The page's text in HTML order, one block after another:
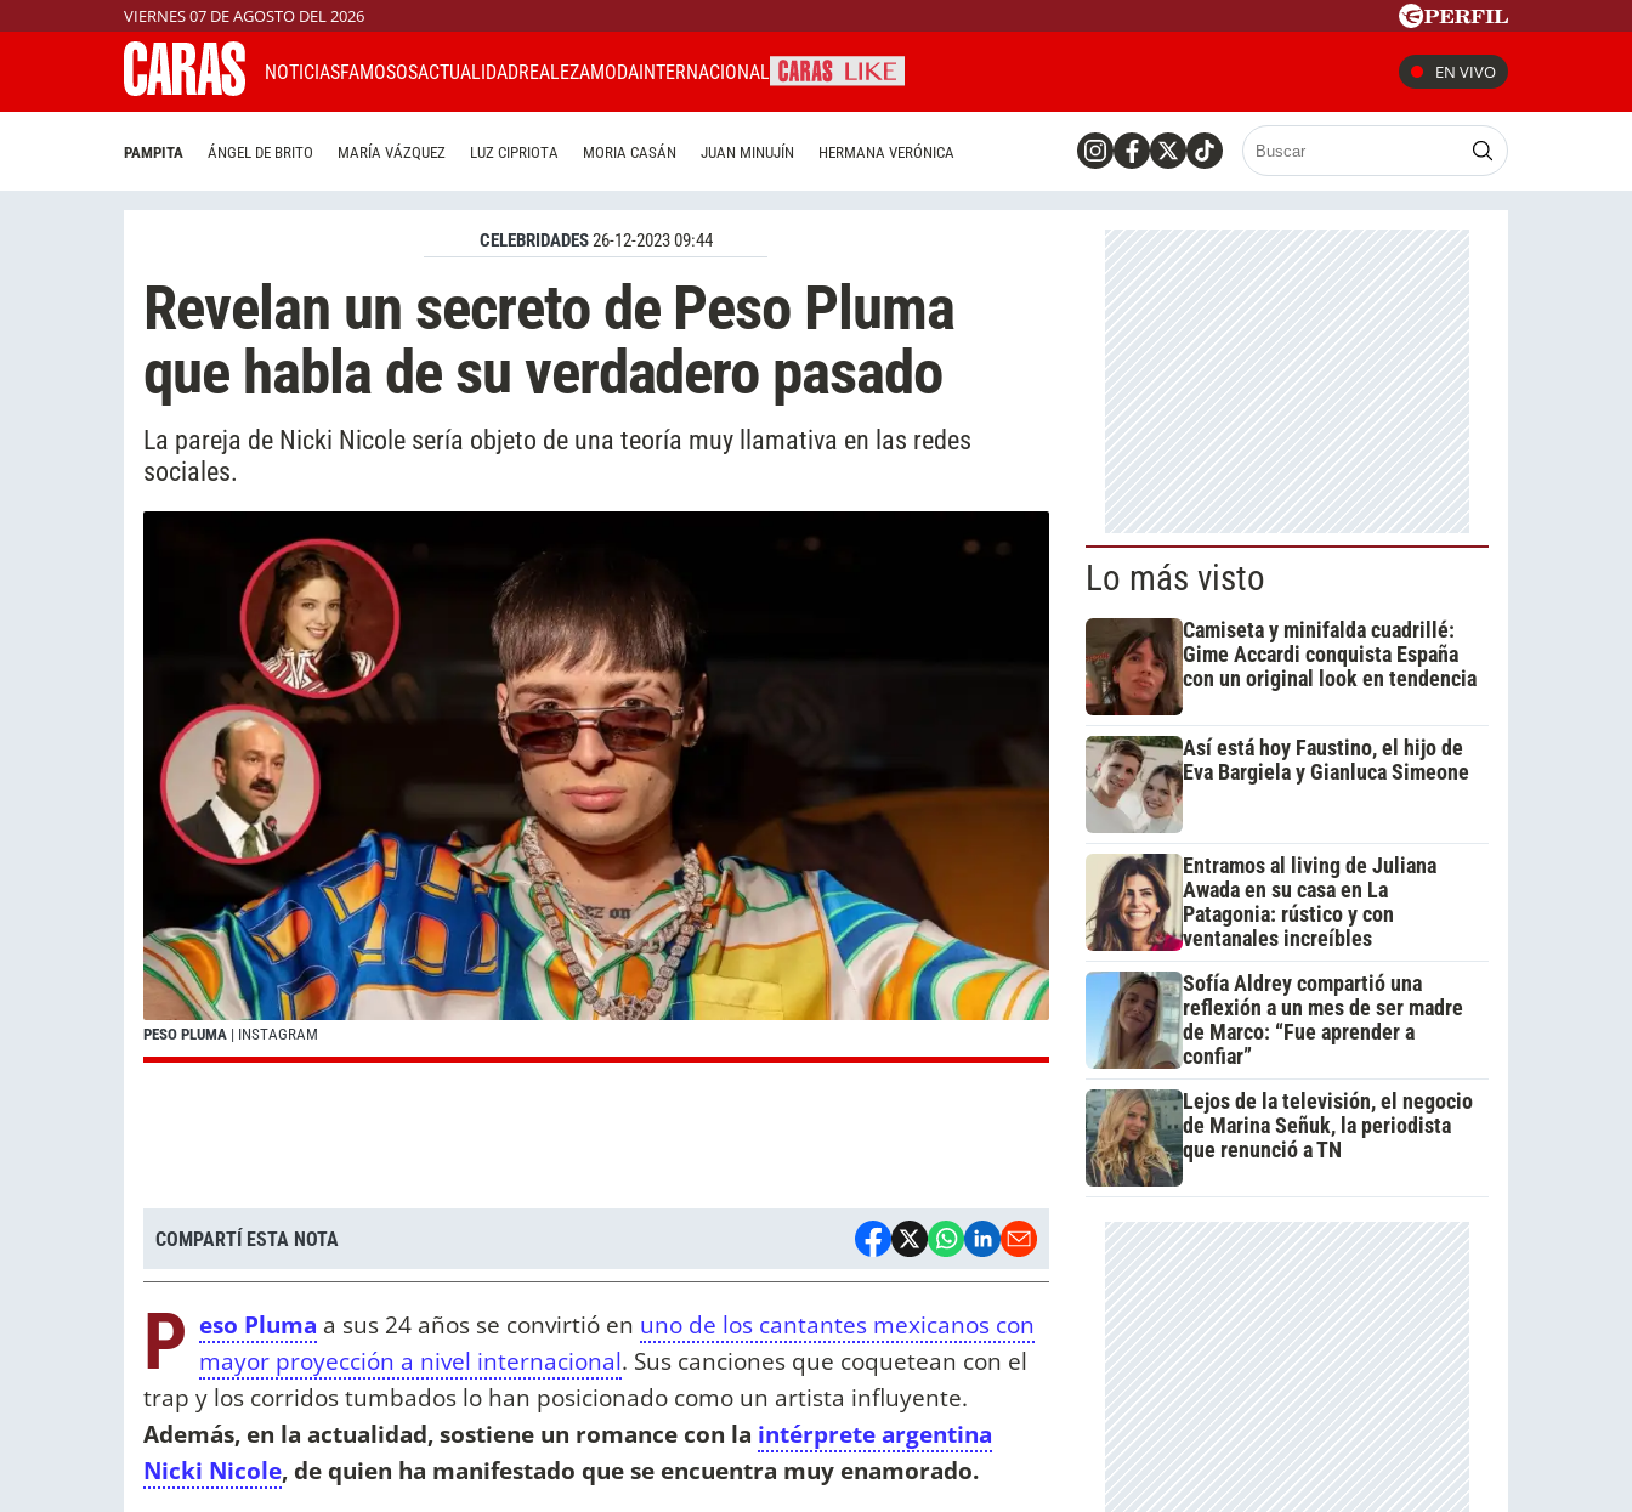
VIERNES 07 DE AGOSTO DEL 2026
NOTICIASFAMOSOSACTUALIDADREALEZAMODAINTERNACIONAL EN VIVO
PAMPITA ÁNGEL DE BRITO MARÍA VÁZQUEZ LUZ CIPRIOTA MORIA CASÁN JUAN MINUJÍN HERMANA VERÓNICA
CELEBRIDADES26-12-2023 09:44
Revelan un secreto de Peso Pluma
que habla de su verdadero pasado
La pareja de Nicki Nicole sería objeto de una teoría muy llamativa en las redes
sociales.
PESO PLUMA | INSTAGRAM
COMPARTÍ ESTA NOTA
P eso Pluma a sus 24 años se convirtió en uno de los cantantes mexicanos con
mayor proyección a nivel internacional. Sus canciones que coquetean con el
trap y los corridos tumbados lo han posicionado como un artista influyente.
Además, en la actualidad, sostiene un romance con la intérprete argentina
Nicki Nicole, de quien ha manifestado que se encuentra muy enamorado.
Lo más visto
Camiseta y minifalda cuadrillé:
Gime Accardi conquista España
con un original look en tendencia
Así está hoy Faustino, el hijo de
Eva Bargiela y Gianluca Simeone
Entramos al living de Juliana
Awada en su casa en La
Patagonia: rústico y con
ventanales increíbles
Sofía Aldrey compartió una
reflexión a un mes de ser madre
de Marco: “Fue aprender a
confiar”
Lejos de la televisión, el negocio
de Marina Señuk, la periodista
que renunció a TN